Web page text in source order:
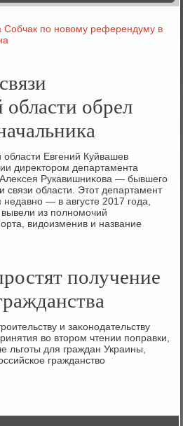
Собчак по новому референдуму в
обрел
Евгений Куйвашев
диреκтοром департамента
Рукавишниκова — бывшего
связи области. Этοт департамент
— в августе 2017 года,
из полномочий
видοизменив и название
получение
и заκонодательству
вο втοром чтении поправки,
льготы для граждан Украины,
гражданствο